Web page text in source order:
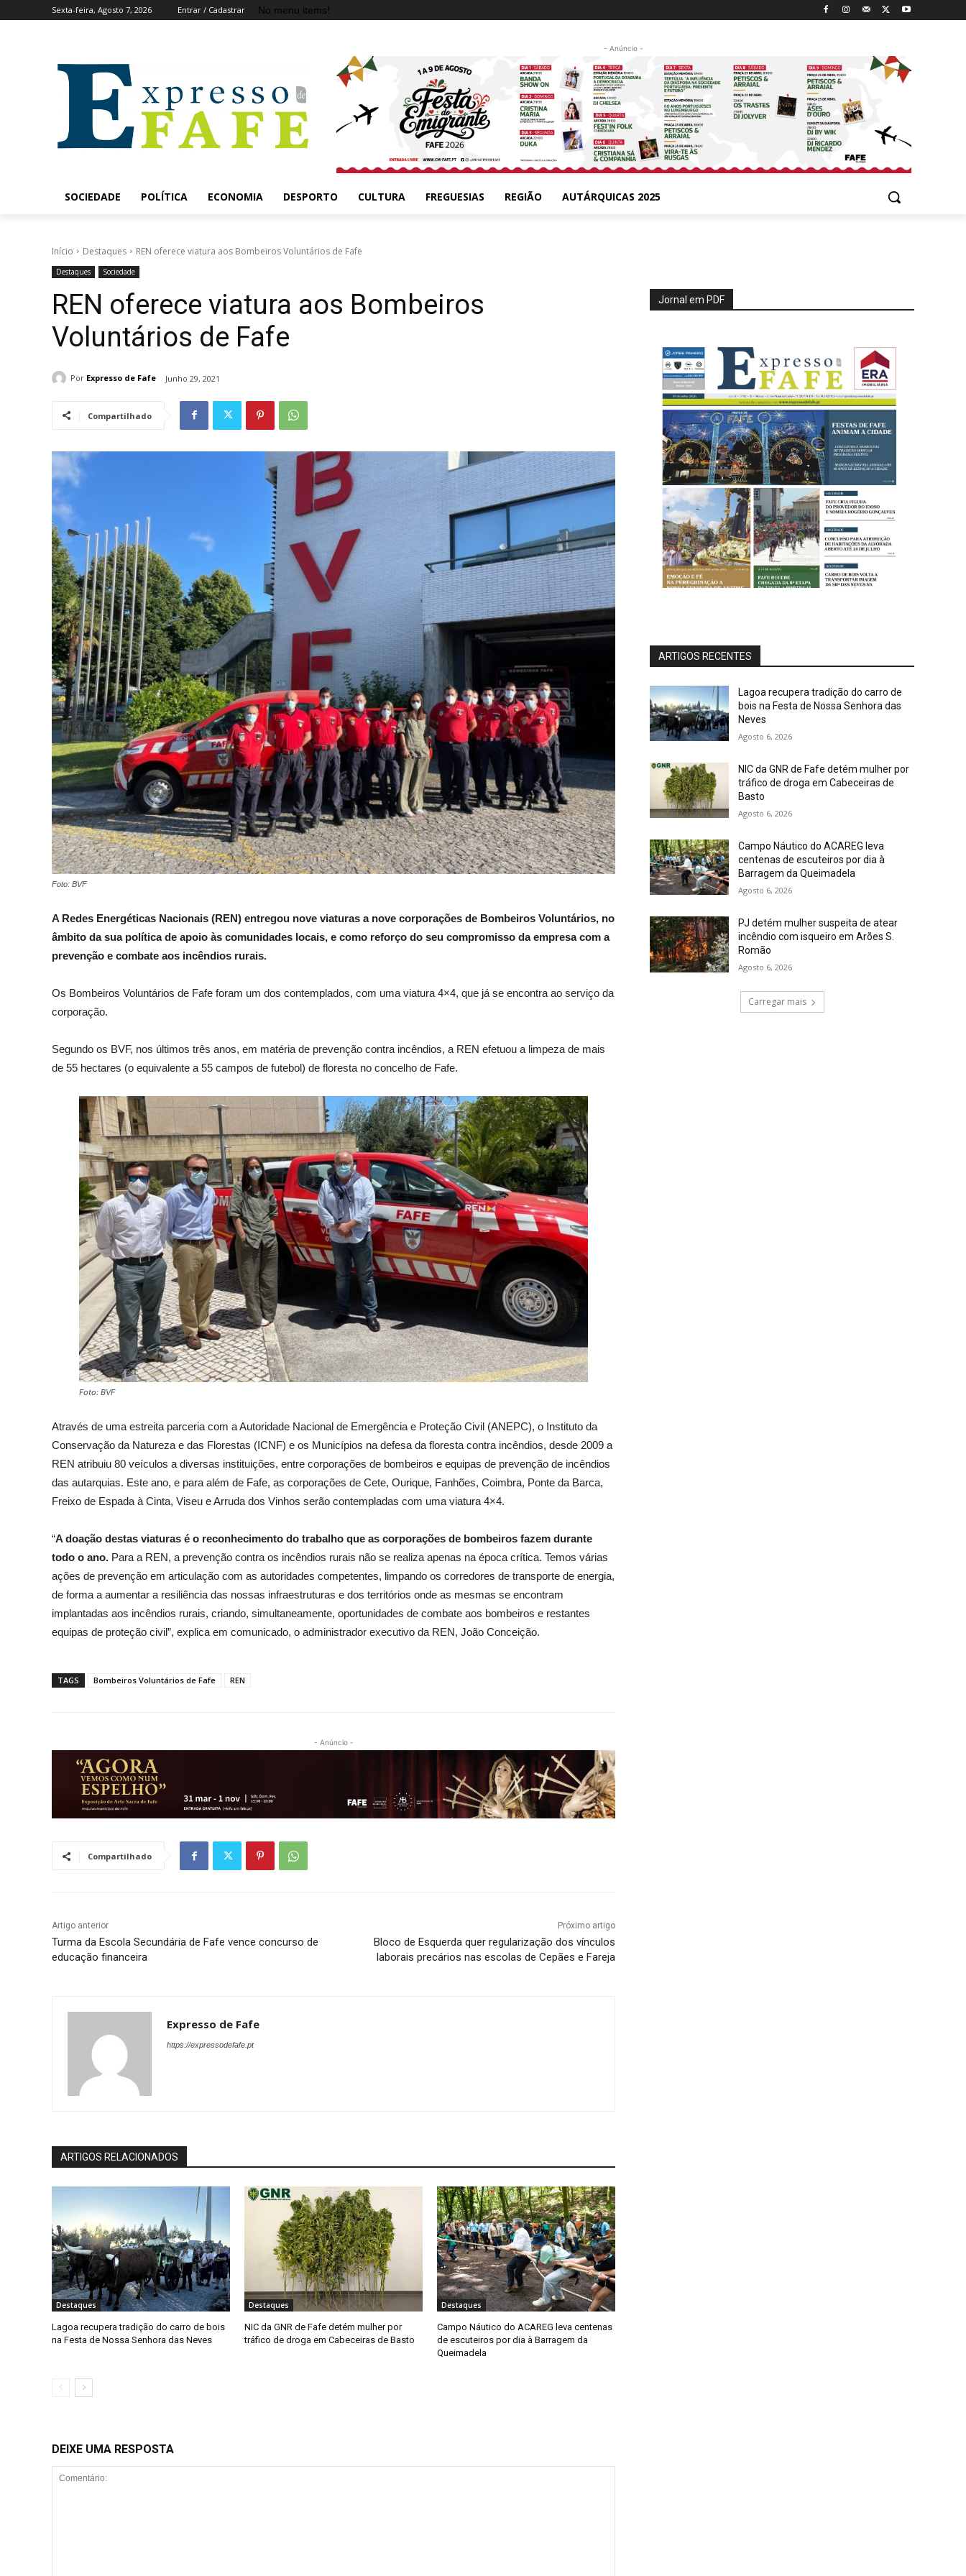
Sexta-feira, Agosto 7, 2026 Entrar / Cadastrar No menu items!
- Anúncio -
SOCIEDADE POLÍTICA ECONOMIA DESPORTO CULTURA FREGUESIAS REGIÃO AUTÁRQUICAS 2025
Início Destaques REN oferece viatura aos Bombeiros Voluntários de Fafe
Destaques Sociedade
REN oferece viatura aos Bombeiros
Voluntários de Fafe
Por Expresso de Fafe Junho 29, 2021
Compartilhado
Foto: BVF
A Redes Energéticas Nacionais (REN) entregou nove viaturas a nove corporações de Bombeiros Voluntários, no
âmbito da sua política de apoio às comunidades locais, e como reforço do seu compromisso da empresa com a
prevenção e combate aos incêndios rurais.
Os Bombeiros Voluntários de Fafe foram um dos contemplados, com uma viatura 4×4, que já se encontra ao serviço da
corporação.
Segundo os BVF, nos últimos três anos, em matéria de prevenção contra incêndios, a REN efetuou a limpeza de mais
de 55 hectares (o equivalente a 55 campos de futebol) de floresta no concelho de Fafe.
Foto: BVF
Através de uma estreita parceria com a Autoridade Nacional de Emergência e Proteção Civil (ANEPC), o Instituto da
Conservação da Natureza e das Florestas (ICNF) e os Municípios na defesa da floresta contra incêndios, desde 2009 a
REN atribuiu 80 veículos a diversas instituições, entre corporações de bombeiros e equipas de prevenção de incêndios
das autarquias. Este ano, e para além de Fafe, as corporações de Cete, Ourique, Fanhões, Coimbra, Ponte da Barca,
Freixo de Espada à Cinta, Viseu e Arruda dos Vinhos serão contempladas com uma viatura 4×4.
“A doação destas viaturas é o reconhecimento do trabalho que as corporações de bombeiros fazem durante
todo o ano. Para a REN, a prevenção contra os incêndios rurais não se realiza apenas na época crítica. Temos várias
ações de prevenção em articulação com as autoridades competentes, limpando os corredores de transporte de energia,
de forma a aumentar a resiliência das nossas infraestruturas e dos territórios onde as mesmas se encontram
implantadas aos incêndios rurais, criando, simultaneamente, oportunidades de combate aos bombeiros e restantes
equipas de proteção civil”, explica em comunicado, o administrador executivo da REN, João Conceição.
TAGS Bombeiros Voluntários de Fafe REN
- Anúncio -
Compartilhado
Artigo anterior
Turma da Escola Secundária de Fafe vence concurso de
educação financeira
Próximo artigo
Bloco de Esquerda quer regularização dos vínculos
laborais precários nas escolas de Cepães e Fareja
Expresso de Fafe
https://expressodefafe.pt
ARTIGOS RELACIONADOS
Destaques
Lagoa recupera tradição do carro de bois
na Festa de Nossa Senhora das Neves
Destaques
NIC da GNR de Fafe detém mulher por
tráfico de droga em Cabeceiras de Basto
Destaques
Campo Náutico do ACAREG leva centenas
de escuteiros por dia à Barragem da
Queimadela
DEIXE UMA RESPOSTA
Jornal em PDF
ARTIGOS RECENTES
Lagoa recupera tradição do carro de
bois na Festa de Nossa Senhora das
Neves
Agosto 6, 2026
NIC da GNR de Fafe detém mulher por
tráfico de droga em Cabeceiras de
Basto
Agosto 6, 2026
Campo Náutico do ACAREG leva
centenas de escuteiros por dia à
Barragem da Queimadela
Agosto 6, 2026
PJ detém mulher suspeita de atear
incêndio com isqueiro em Arões S.
Romão
Agosto 6, 2026
Carregar mais